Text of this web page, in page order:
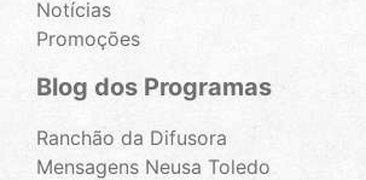
Notícias
Promoções
Blog dos Programas
Ranchão da Difusora
Mensagens Neusa Toledo